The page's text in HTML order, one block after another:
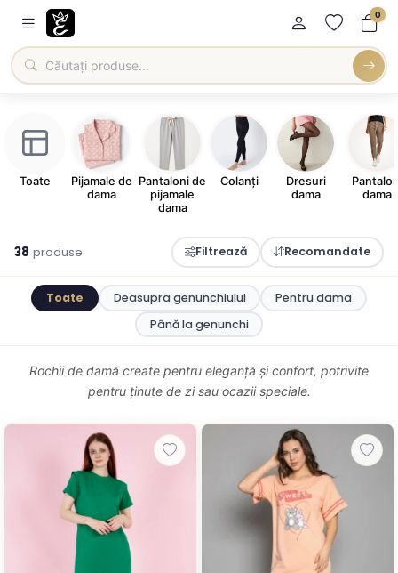
0
Toate
Pijamale de
dama
Pantaloni de
pijamale
dama
Colanți
Dresuri
dama
dama
38 produse Filtrează Recomandate
Toate Deasupra genunchiului
Pentru dama
Până la genunchi
Rochii de damă create pentru eleganță și confort, potrivite
pentru ținute de zi sau ocazii speciale.